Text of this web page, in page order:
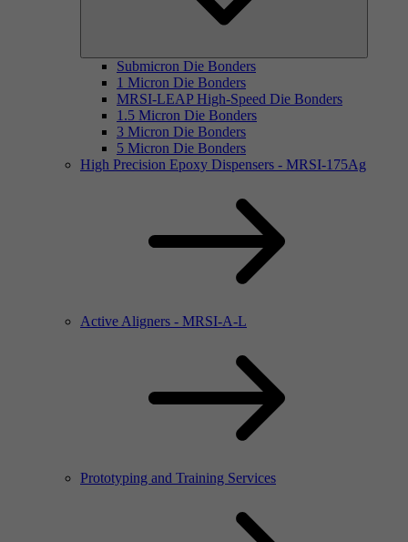
Submicron Die Bonders
1 Micron Die Bonders
MRSI-LEAP High-Speed Die Bonders
1.5 Micron Die Bonders
3 Micron Die Bonders
5 Micron Die Bonders
High Precision Epoxy Dispensers - MRSI-175Ag
Active Aligners - MRSI-A-L
Prototyping and Training Services